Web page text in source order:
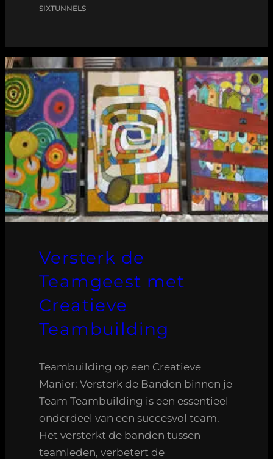
SIXTUNNELS
Versterk de
Teamgeest met
Creatieve
Teambuilding
Teambuilding op een Creatieve
Manier: Versterk de Banden binnen je
Team Teambuilding is een essentieel
onderdeel van een succesvol team.
Het versterkt de banden tussen
teamleden, verbetert de